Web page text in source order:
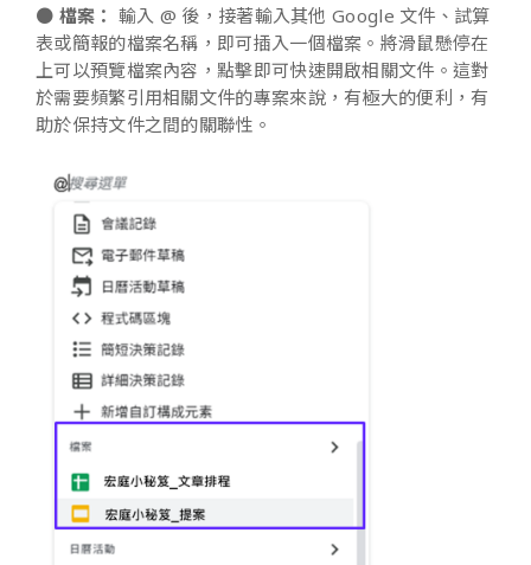
● 檔案： 輸入 @ 後，接著輸入其他 Google 文件、試算
表或簡報的檔案名稱，即可插入一個檔案。將滑鼠懸停在
上可以預覽檔案內容，點擊即可快速開啟相關文件。這對
於需要頻繁引用相關文件的專案來說，有極大的便利，有
助於保持文件之間的關聯性。